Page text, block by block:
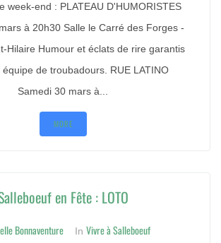
week-end : PLATEAU D'HUMORISTES
à 20h30 Salle le Carré des Forges -
Hilaire Humour et éclats de rire garantis
de troubadours. RUE LATINO
Samedi 30 mars à...
MORE
en Fête : LOTO
Bonnaventure In Vivre à Salleboeuf